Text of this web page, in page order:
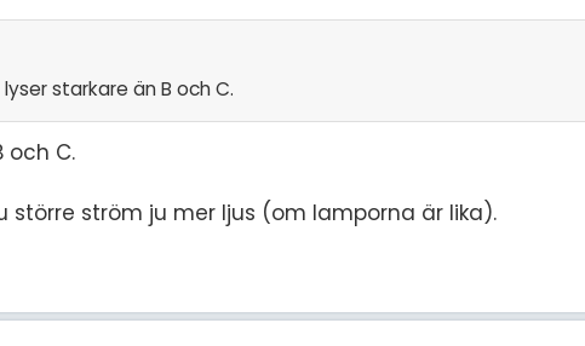
starkare än B och C.
och C.
ström ju mer ljus (om lamporna är lika).